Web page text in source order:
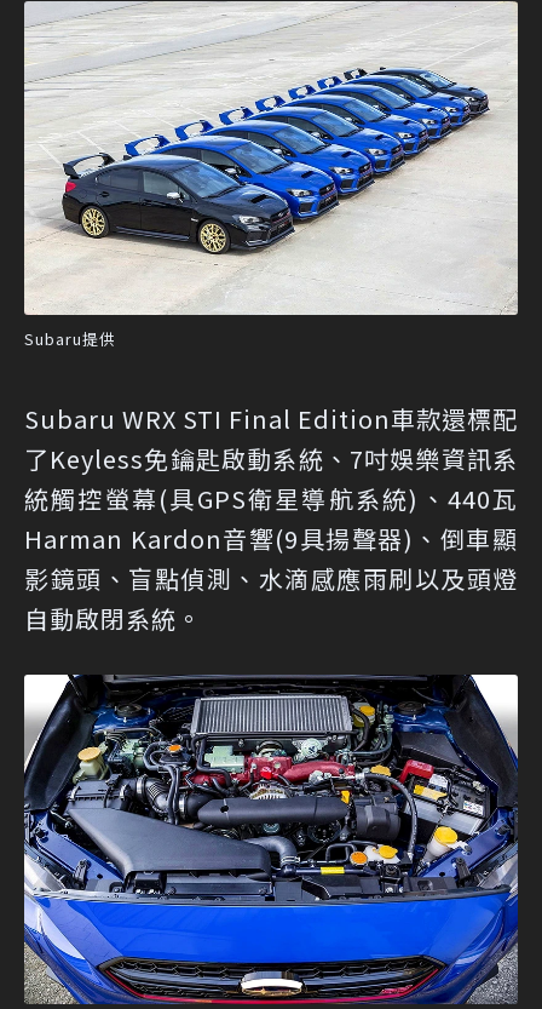
Subaru提供
Subaru WRX STI Final Edition車款還標配
了Keyless免鑰匙啟動系統、7吋娛樂資訊系
統觸控螢幕(具GPS衛星導航系統)、440瓦
Harman Kardon音響(9具揚聲器)、倒車顯
影鏡頭、盲點偵測、水滴感應雨刷以及頭燈
自動啟閉系統。